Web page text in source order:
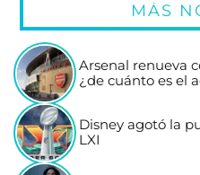
MÁS
Arsenal renueva
¿de cuánto es el
Disney agotó la
LXI